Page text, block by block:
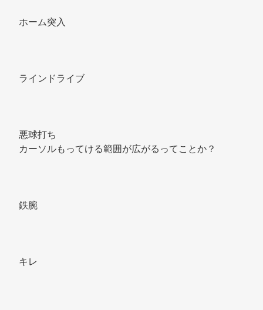
ホーム突入
ラインドライブ
悪球打ち
カーソルもってける範囲が広がるってことか？
鉄腕
キレ